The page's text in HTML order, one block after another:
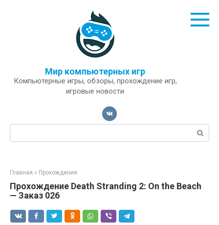
Мир компьютерных игр
Компьютерные игры, обзоры, прохождение игр,
игровые новости
Поиск:
Главная » Прохождения
Прохождение Death Stranding 2: On the Beach
— Заказ 026